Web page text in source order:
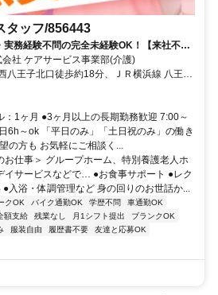
タッフ/856443
実務経験不問の完全未経験OK！【来社不
社 ケアサービス事業部(介護)
八王子北口徒歩約18分、ＪＲ横浜線 八王子
本線 八王子北口徒歩約38分 車・バイク通
：1ヶ月 ●3ヶ月以上の長期勤務歓迎 7:00～
～ok 「平日のみ」「土日祝のみ」の働き
の方も お気軽にご相談く...
お仕事＞ グループホーム、特別養護老人ホ
イサービスなどで… ●お食事サポート ●レク
●入浴・体調管理など 身の回りのお世話か...
クOK バイク通勤OK 学歴不問
車通勤OK
額支給 残業なし 月1シフト提出
ブランクOK
服装自由 履歴書不要
友達と応募OK